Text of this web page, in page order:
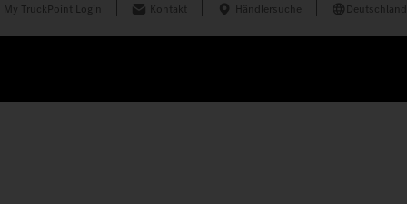
My TruckPoint Login Kontakt Händlersuche Deutschland